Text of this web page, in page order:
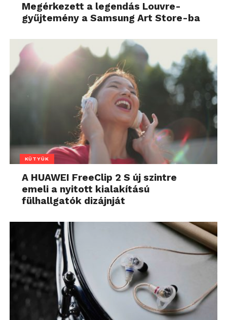
Megérkezett a legendás Louvre-
gyűjtemény a Samsung Art Store-ba
KÜTYÜK
A HUAWEI FreeClip 2 S új szintre
emeli a nyitott kialakítású
fülhallgatók dizájnját